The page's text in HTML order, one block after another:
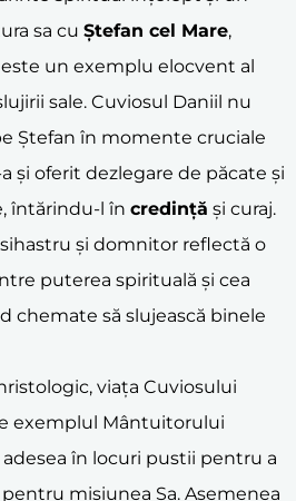
sa cu Ștefan cel Mare,
un exemplu elocvent al
sale. Cuviosul Daniil nu
Ștefan în momente cruciale
și oferit dezlegare de păcate și
întărindu-l în credință și curaj.
și domnitor reflectă o
puterea spirituală și cea
chemate să slujească binele
viața Cuviosului
exemplul Mântuitorului
adesea în locuri pustii pentru a
misiunea Sa. Asemenea